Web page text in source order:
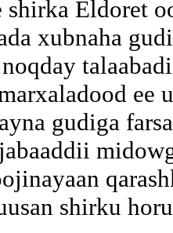
shirka Eldoret
xubnaha
ee
gudiga
shirku